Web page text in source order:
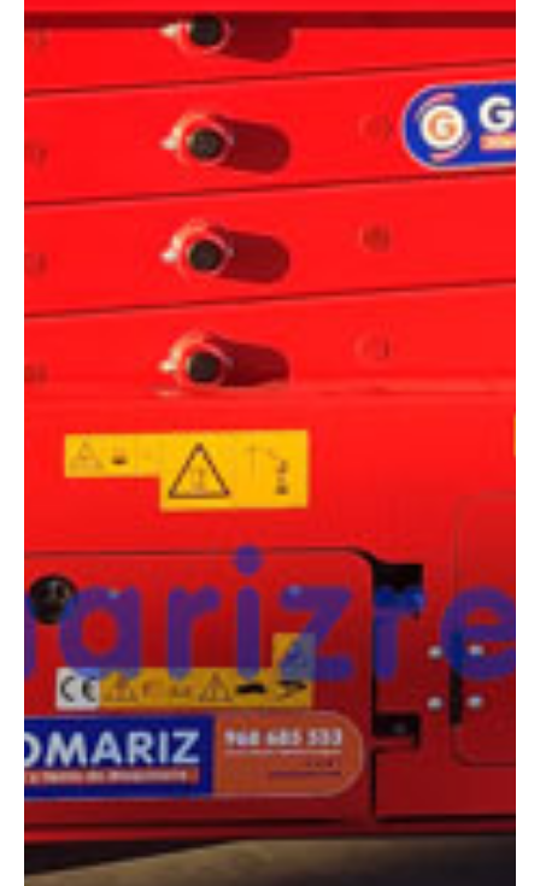
ESPECIFICACIONES TÉCNICAS
Capacidad:230 kg
Ver ficha técnica
COMPARADOR
¿Tienes dudas a la hora de elegir la máquina que
necesitas?
Compara esta y otras máquinas desde el siguiente botón o ponte
en contacto con nosotros para un asesoramiento más personal.
¿Te interesa
esta máquina?
Rellena este formulario y recibiremos tu solicitud
sobre esta máquina para ponernos en contacto
directo contigo.
LGMG AS0808E